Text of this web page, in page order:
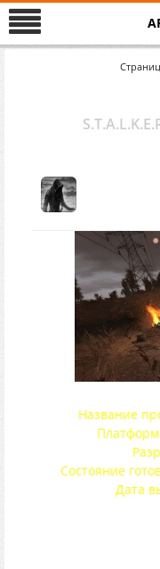
Название
Состояние
Дата